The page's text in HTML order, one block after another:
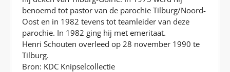
benoemd tot pastor van de parochie Tilburg/Noord-
Oost en in 1982 tevens tot teamleider van deze
parochie. In 1982 ging hij met emeritaat.
Henri Schouten overleed op 28 november 1990 te
Tilburg.
Bron: KDC Knipselcollectie